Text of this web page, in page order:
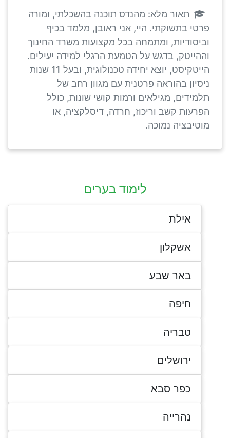
תאור מלא: מהנדס תוכנה בהשכלתי, ומורה
פרטי בתשוקתי. היי, אני ראובן, מלמד בכיף
וביסודיות, ומתמחה בכל מקצועות משרד החינוך
וההייטק, בדגש על הטמעת הרגלי למידה יעילים.
הייטקיסט, יוצא יחידה טכנולוגית, ובעל 11 שנות
ניסיון בהוראה פרטנית עם מגוון רחב של
תלמידים, מגילאים ורמות קושי שונות, כולל
הפרעות קשב וריכוז, חרדה, דיסלקציה, או
מוטיבציה נמוכה.
לימוד בערים
אילת
אשקלון
באר שבע
חיפה
טבריה
ירושלים
כפר סבא
נהרייה